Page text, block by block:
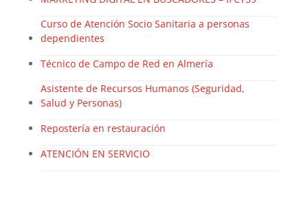
Curso de Atención Socio Sanitaria a personas
dependientes
Técnico de Campo de Red en Almería
Asistente de Recursos Humanos (Seguridad,
Salud y Personas)
Repostería en restauración
ATENCIÓN EN SERVICIO